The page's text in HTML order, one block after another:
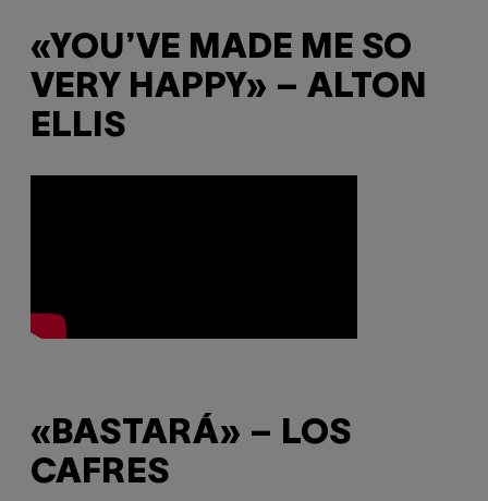
«YOU’VE MADE ME SO
VERY HAPPY» – ALTON
ELLIS
«BASTARÁ» – LOS
CAFRES